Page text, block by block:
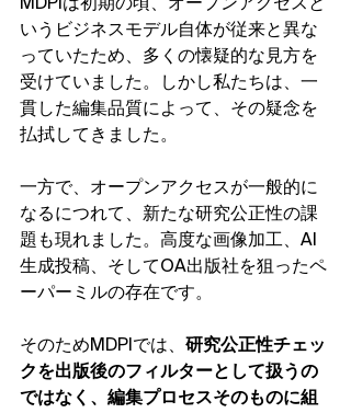
MDPIは初期の頃、オープンアクセスと
いうビジネスモデル自体が従来と異な
っていたため、多くの懐疑的な見方を
受けていました。しかし私たちは、一
貫した編集品質によって、その疑念を
払拭してきました。
一方で、オープンアクセスが一般的に
なるにつれて、新たな研究公正性の課
題も現れました。高度な画像加工、AI
生成投稿、そしてOA出版社を狙ったペ
ーパーミルの存在です。
そのためMDPIでは、 研究公正性チェッ
クを出版後のフィルターとして扱うの
ではなく、編集プロセスそのものに組